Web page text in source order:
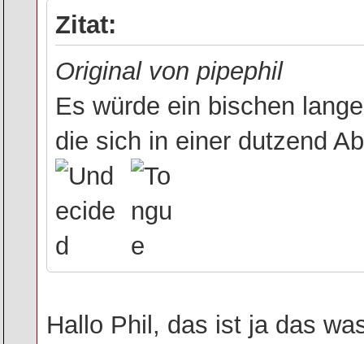
Zitat:
Original von pipephil
Es würde ein bischen
die sich in einer dutzend
Hallo Phil, das ist ja das